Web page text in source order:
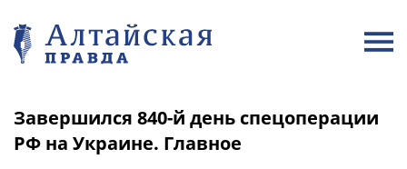
Завершился 840-й день спецоперации
РФ на Украине. Главное